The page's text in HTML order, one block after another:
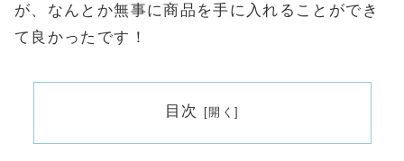
が、なんとか無事に商品を手に入れることができ
て良かったです！
目次